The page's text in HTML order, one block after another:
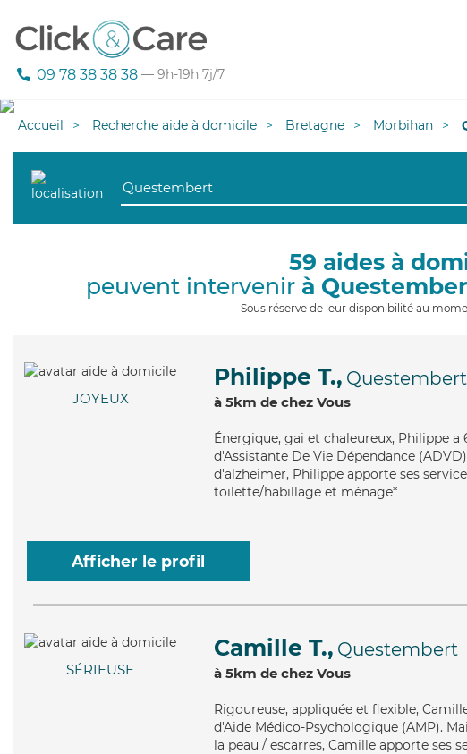
09 78 38 38 38 — 9h-19h 7j/7
Accueil Recherche aide à domicile Bretagne Morbihan
59 aides à
peuvent intervenir à
Sous réserve de leur disponibilité au
JOYEUX
Philippe T., Questembert
à 5km de chez Vous
Énergique, gai et chaleureux, Philippe
d'Assistante De Vie Dépendance
d'alzheimer, Philippe apporte ses
toilette/habillage et ménage*
Afficher le profil
SÉRIEUSE
Camille T., Questembert
à 5km de chez Vous
Rigoureuse, appliquée et flexible,
d'Aide Médico-Psychologique (AMP).
la peau / escarres, Camille apporte ses